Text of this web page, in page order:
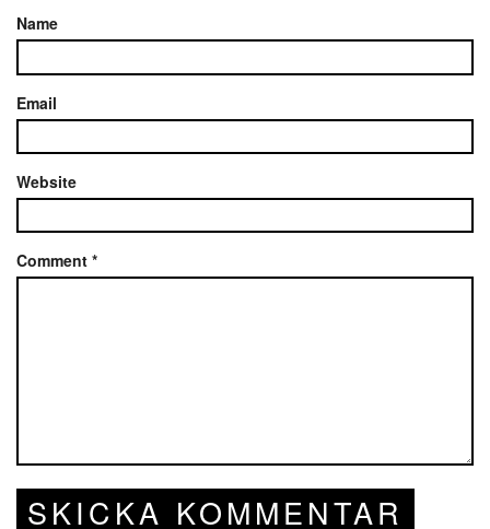
Name
Email
Website
Comment *
SKICKA KOMMENTAR